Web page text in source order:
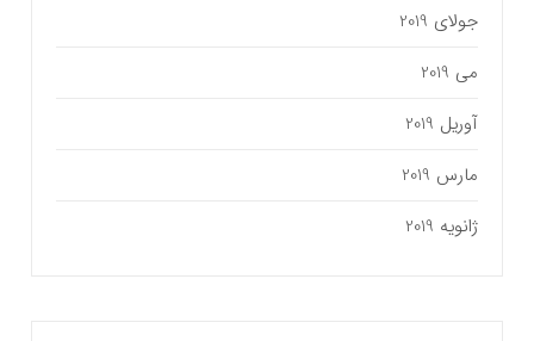
جولای 2019
می 2019
آوریل 2019
مارس 2019
ژانویه 2019